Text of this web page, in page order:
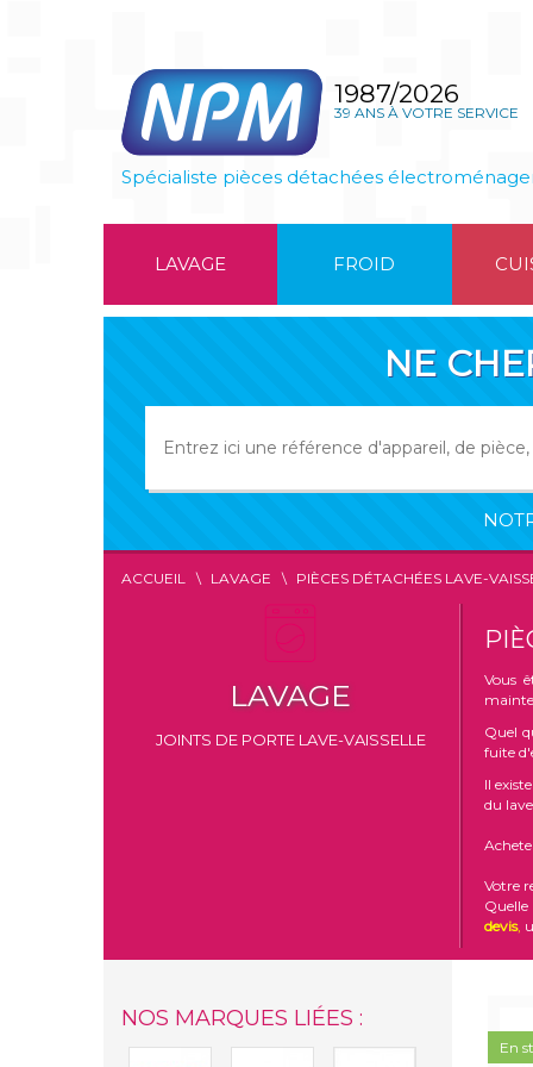
1987/2026
39 ANS À VOTRE SERVICE
Spécialiste pièces détachées
LAVAGE FROID
NE
ACCUEIL LAVAGE PIÈCES DÉTACHÉES LAVE-
LAVAGE
JOINTS DE PORTE LAVE-VAISSELLE
Vous
Quel
fuite
Il
du
Votre
devis,
NOS MARQUES LIÉES :
En